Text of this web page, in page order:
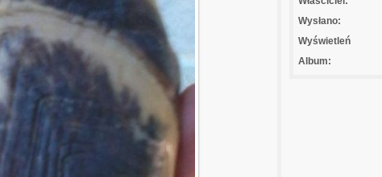
Wysłano:
Wyświetleń
Album: